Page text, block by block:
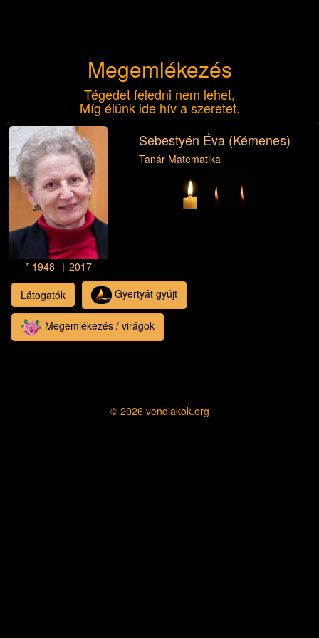
Megemlékezés
Tégedet feledni nem lehet,
Míg élünk ide hív a szeretet.
* 1948 † 2017
Sebestyén Éva (Kémenes)
Tanár Matematika
Látogatók Gyertyát gyújt
Megemlékezés / virágok
© 2026vendiakok.org